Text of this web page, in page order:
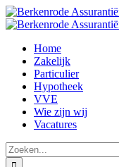
Skip
to
Home
Zakelijk
Particulier
Hypotheek
VVE
Wie zijn wij
Vacatures
Zoeken
naar: